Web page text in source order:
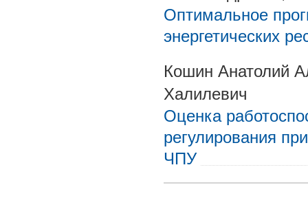
Оптимальное
энергетических
Кошин Анатолий
Халилевич
Оценка
регулирования
ЧПУ